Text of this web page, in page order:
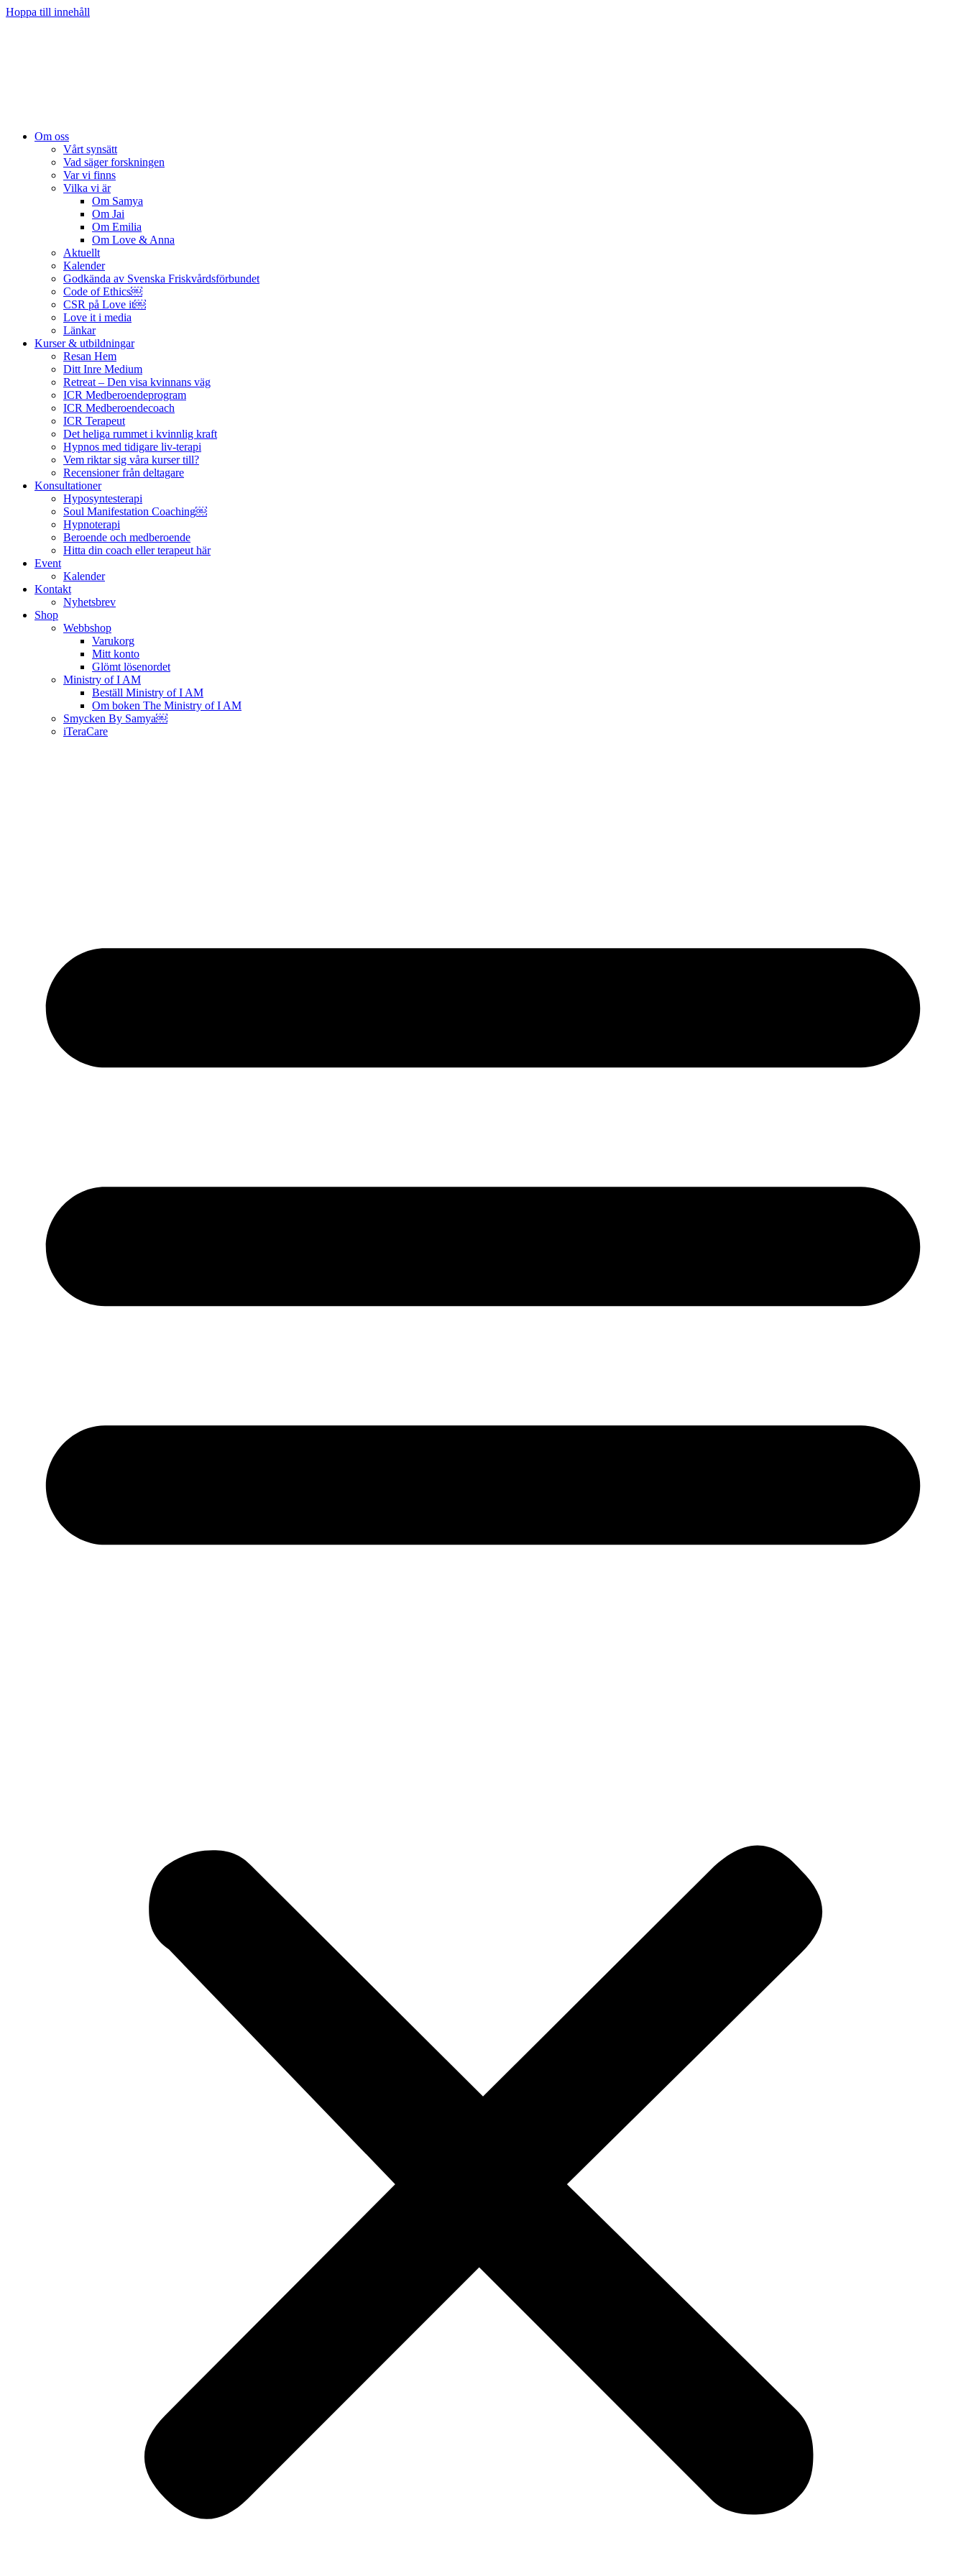
Hoppa till innehåll
Om oss
Vårt synsätt
Vad säger forskningen
Var vi finns
Vilka vi är
Om Samya
Om Jai
Om Emilia
Om Love & Anna
Aktuellt
Kalender
Godkända av Svenska Friskvårdsförbundet
Code of Ethics￼
CSR på Love it￼
Love it i media
Länkar
Kurser & utbildningar
Resan Hem
Ditt Inre Medium
Retreat – Den visa kvinnans väg
ICR Medberoendeprogram
ICR Medberoendecoach
ICR Terapeut
Det heliga rummet i kvinnlig kraft
Hypnos med tidigare liv-terapi
Vem riktar sig våra kurser till?
Recensioner från deltagare
Konsultationer
Hyposyntesterapi
Soul Manifestation Coaching￼
Hypnoterapi
Beroende och medberoende
Hitta din coach eller terapeut här
Event
Kalender
Kontakt
Nyhetsbrev
Shop
Webbshop
Varukorg
Mitt konto
Glömt lösenordet
Ministry of I AM
Beställ Ministry of I AM
Om boken The Ministry of I AM
Smycken By Samya￼
iTeraCare